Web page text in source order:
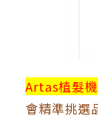
Artas植髮
會精準挑選